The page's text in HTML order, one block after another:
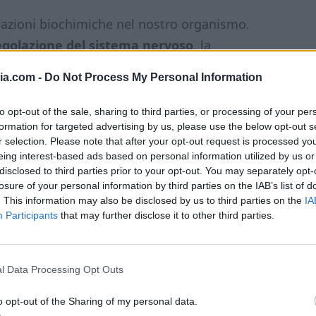
- Do Not Process My Personal Information
opt-out of the sale, sharing to third parties, or processing of your
for targeted advertising by us, please use the below opt-out
selection. Please note that after your opt-out request is processed
interest-based ads based on personal information utilized by us
to third parties prior to your opt-out. You may separately
of your personal information by third parties on the IAB’s list of
This information may also be disclosed by us to third parties on the
Participants that may further disclose it to other third parties.
Data Processing Opt Outs
opt-out of the Sharing of my personal data.
biochimiche nel nostro organismo.
del sistema nervoso, la
è maggiore, poiché molti alimenti
integrali) vengono limitati.
includere: